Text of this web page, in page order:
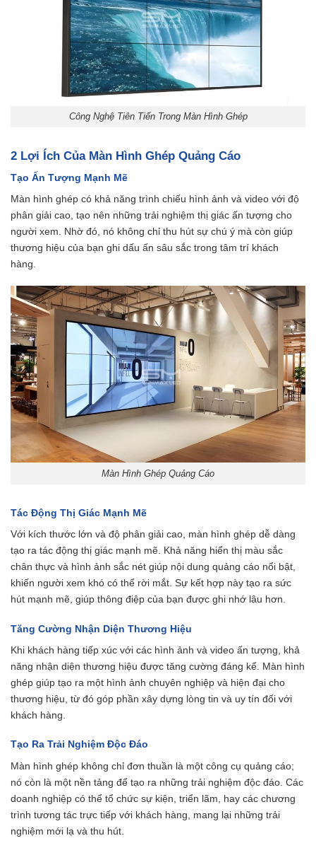
Công Nghệ Tiên Tiến Trong Màn Hình Ghép
2 Lợi Ích Của Màn Hình Ghép Quảng Cáo
Tạo Ấn Tượng Mạnh Mẽ
Màn hình ghép có khả năng trình chiếu hình ảnh và video với độ
phân giải cao, tạo nên những trải nghiệm thị giác ấn tượng cho
người xem. Nhờ đó, nó không chỉ thu hút sự chú ý mà còn giúp
thương hiệu của bạn ghi dấu ấn sâu sắc trong tâm trí khách
hàng.
Màn Hình Ghép Quảng Cáo
Tác Động Thị Giác Mạnh Mẽ
Với kích thước lớn và độ phân giải cao, màn hình ghép dễ dàng
tạo ra tác động thị giác mạnh mẽ. Khả năng hiển thị màu sắc
chân thực và hình ảnh sắc nét giúp nội dung quảng cáo nổi bật,
khiến người xem khó có thể rời mắt. Sự kết hợp này tạo ra sức
hút mạnh mẽ, giúp thông điệp của bạn được ghi nhớ lâu hơn.
Tăng Cường Nhận Diện Thương Hiệu
Khi khách hàng tiếp xúc với các hình ảnh và video ấn tượng, khả
năng nhận diện thương hiệu được tăng cường đáng kể. Màn hình
ghép giúp tạo ra một hình ảnh chuyên nghiệp và hiện đại cho
thương hiệu, từ đó góp phần xây dựng lòng tin và uy tín đối với
khách hàng.
Tạo Ra Trải Nghiệm Độc Đáo
Màn hình ghép không chỉ đơn thuần là một công cụ quảng cáo;
nó còn là một nền tảng để tạo ra những trải nghiệm độc đáo. Các
doanh nghiệp có thể tổ chức sự kiện, triển lãm, hay các chương
trình tương tác trực tiếp với khách hàng, mang lại những trải
nghiệm mới lạ và thu hút.